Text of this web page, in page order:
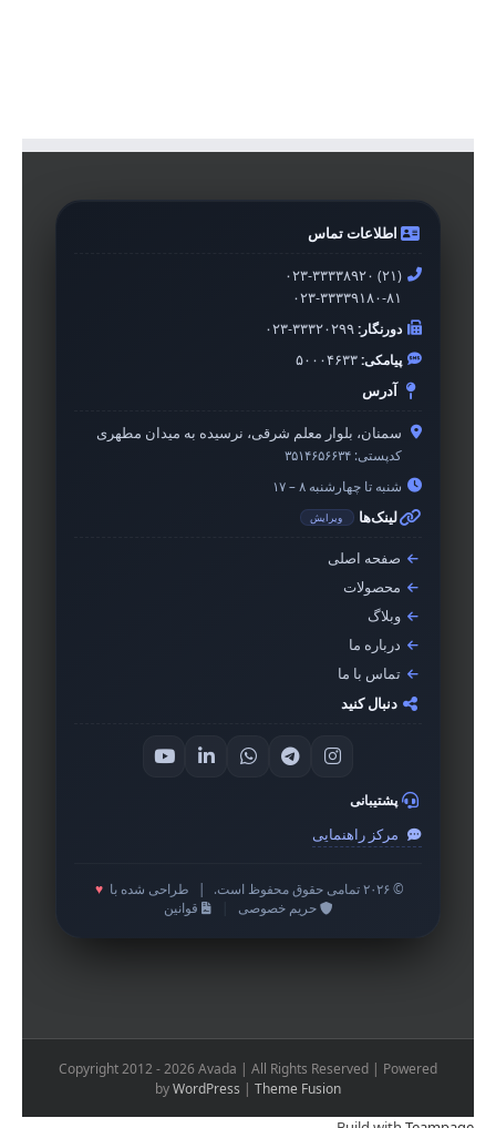
اطلاعات تماس
۰۲۳-۳۳۳۳۸۹۲۰ (۲۱)
۰۲۳-۳۳۳۳۹۱۸۰-۸۱
دورنگار:۰۲۳-۳۳۳۲۰۲۹۹
پیامکی:۵۰۰۰۴۶۳۳
آدرس
سمنان، بلوار معلم شرقی، نرسیده به میدان مطهری
کدپستی: ۳۵۱۴۶۵۶۶۳۴
شنبه تا چهارشنبه ۸ – ۱۷
لینک‌ها ویرایش
صفحه اصلی
محصولات
وبلاگ
درباره ما
تماس با ما
دنبال کنید
پشتیبانی
مرکز راهنمایی
© ۲۰۲۶ تمامی حقوق محفوظ است. طراحی شده با ♥
حریم خصوصی
قوانین
Copyright 2012 - 2026 Avada | All Rights Reserved | Powered
byWordPress | Theme Fusion